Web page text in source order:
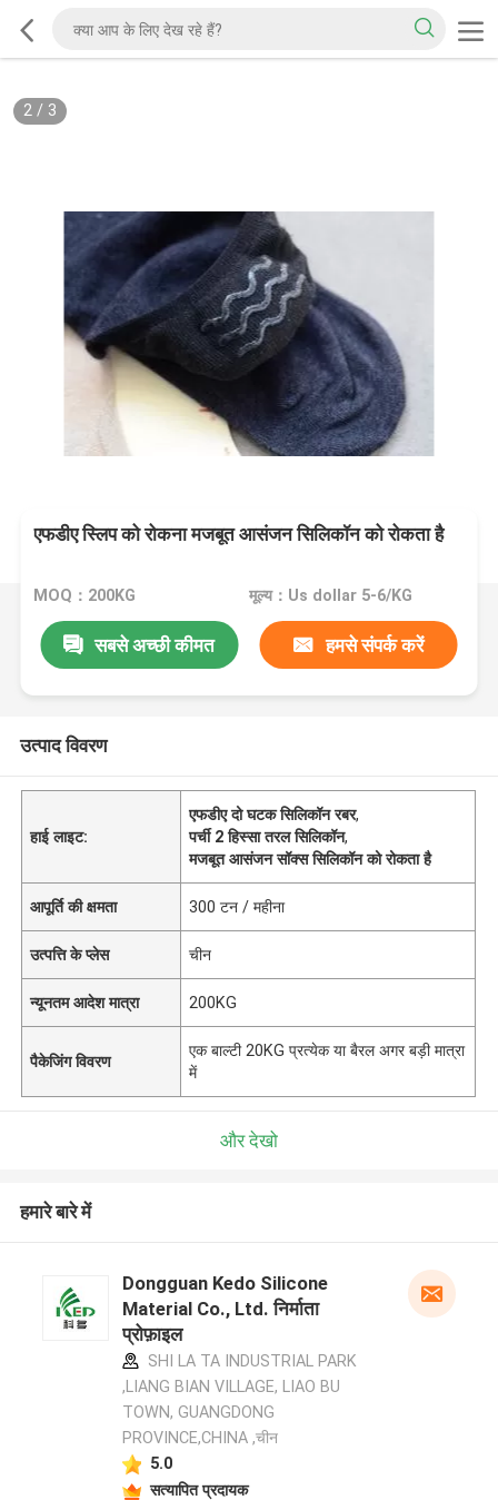
2/ 3
एफडीए स्लिप को रोकना मजबूत आसंजन सिलिकॉन को रोकता है
MOQ：200KG मूल्य：Us dollar 5-6/KG
सबसे अच्छी कीमत हमसे संपर्क करें
उत्पाद विवरण
हाई लाइट:
एफडीए दो घटक सिलिकॉन रबर,
पर्ची 2 हिस्सा तरल सिलिकॉन,
मजबूत आसंजन सॉक्स सिलिकॉन को रोकता है
आपूर्ति की क्षमता 300 टन / महीना
उत्पत्ति के प्लेस चीन
न्यूनतम आदेश मात्रा 200KG
पैकेजिंग विवरण
एक बाल्टी 20KG प्रत्येक या बैरल अगर बड़ी मात्रा
में
और देखो
हमारे बारे में
Dongguan Kedo Silicone
Material Co., Ltd. निर्माता
प्रोफ़ाइल
SHI LA TA INDUSTRIAL PARK
,LIANG BIAN VILLAGE, LIAO BU
TOWN, GUANGDONG
PROVINCE,CHINA ,चीन
5.0
सत्यापित प्रदायक